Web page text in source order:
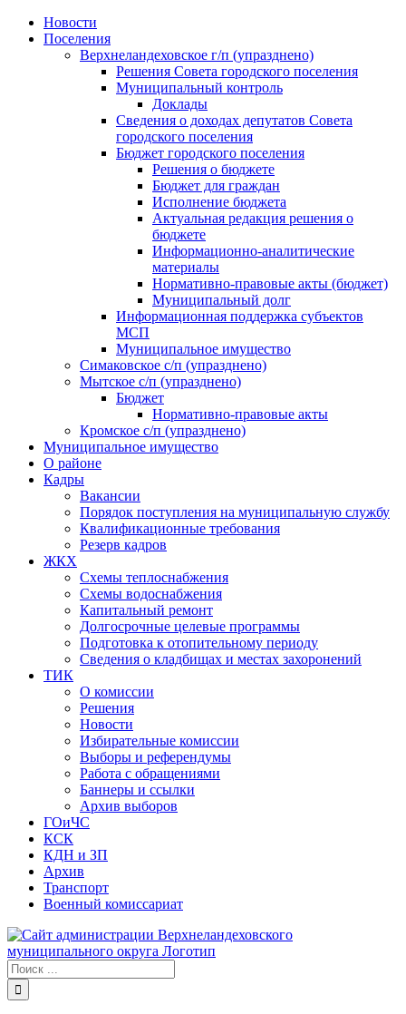
Skip
Новости
Поселения
Верхнеландеховское г/п (упразднено)
Решения Совета городского поселения
Муниципальный контроль
Доклады
Сведения о доходах депутатов Совета
городского поселения
Бюджет городского поселения
Решения о бюджете
Бюджет для граждан
Исполнение бюджета
Актуальная редакция решения о
бюджете
Информационно-аналитические
материалы
Нормативно-правовые акты (бюджет)
Муниципальный долг
Информационная поддержка субъектов
МСП
Муниципальное имущество
Симаковское с/п (упразднено)
Мытское с/п (упразднено)
Бюджет
Нормативно-правовые акты
Кромское с/п (упразднено)
Муниципальное имущество
О районе
Кадры
Вакансии
Порядок поступления на муниципальную службу
Квалификационные требования
Резерв кадров
ЖКХ
Схемы теплоснабжения
Схемы водоснабжения
Капитальный ремонт
Долгосрочные целевые программы
Подготовка к отопительному периоду
Сведения о кладбищах и местах захоронений
ТИК
О комиссии
Решения
Новости
Избирательные комиссии
Выборы и референдумы
Работа с обращениями
Баннеры и ссылки
Архив выборов
ГОиЧС
КСК
КДН и ЗП
Архив
Транспорт
Военный комиссариат
Результат
поиска: